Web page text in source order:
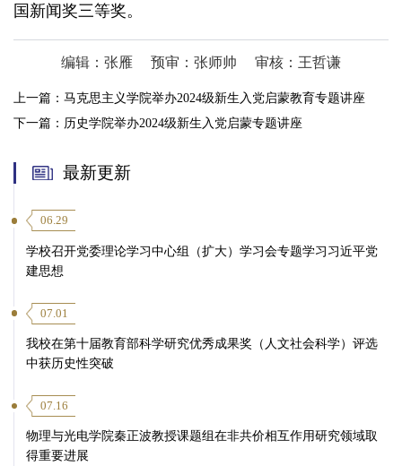
国新闻奖三等奖。
编辑：张雁 预审：张师帅 审核：王哲谦
上一篇： 马克思主义学院举办2024级新生入党启蒙教育专题讲座
下一篇： 历史学院举办2024级新生入党启蒙专题讲座
最新更新
06.29
学校召开党委理论学习中心组（扩大）学习会专题学习习近平党
建思想
07.01
我校在第十届教育部科学研究优秀成果奖（人文社会科学）评选
中获历史性突破
07.16
物理与光电学院秦正波教授课题组在非共价相互作用研究领域取
得重要进展